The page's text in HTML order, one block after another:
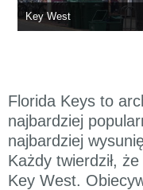
Key West
Florida Keys to
najbardziej
najbardziej
Każdy twierdził,
Key West.